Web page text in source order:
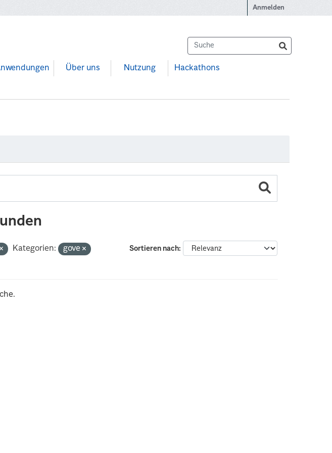
Anmelden
Über uns Nutzung Hackathons
Sortieren nach
Kategorien:
gove